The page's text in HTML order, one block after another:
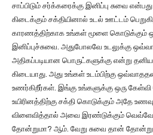
சாப்பிடும் சர்க்கரைக்கு இனிப்பு சுவை
கிடைக்கும் சக்தியினால் உடல் ஊட்டம்
காரணத்திற்காக உங்கள் மூளை கொடுக்கும்
இனிப்புச்சுவை. அதுபோலவே உடலுக்கு
அதிகப்படியான பொருட்களுக்கு என்று
கிடையாது. அது உங்கள் உடம்பிற்கு
உணர்கிறீர்கள். இங்கு உங்களுக்கு ஒரு
உயிரினத்திற்கு சக்தி கொடுக்கும் அதே உணவு
விளைவித்தால் அவை இரண்டுக்கும்
தோன்றுமா? ஆம். வேறு சுவை தான்